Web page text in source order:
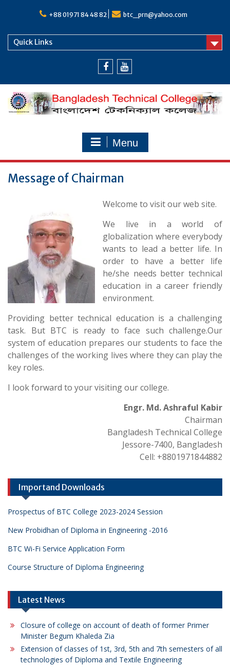
+88 01971 84 48 82 btc_prn@yahoo.com
Quick Links
Menu
Message of Chairman
Welcome to visit our web site.
We live in a world of
globalization where everybody
wants to lead a better life. In
order to have a better life
he/she needs better technical
education in a career friendly
environment.
Providing better technical education is a challenging
task. But BTC is ready to face such challenge.Our
system of education prepares our students to face the
challenges of the working lives where they can play the
key roles.
I look forward to your visiting our college.
Engr. Md.Ashraful Kabir
Chairman
Bangladesh Technical College
Jessore-7400, Bangladesh
Cell: +8801971844882
Importand Downloads
Prospectus of BTC College 2023-2024 Session
New Probidhan of Diploma in Engineering -2016
BTC Wi-Fi Service Application Form
Course Structure of Diploma Engineering
Latest News
Closure of college on account of death of former Primer
Minister Begum Khaleda Zia
Extension of classes of 1st, 3rd, 5th and 7th semesters of all
technologies of Diploma and Textile Engineering